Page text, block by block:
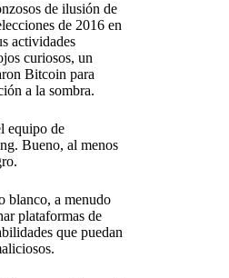
de ilusión de
de 2016 en
actividades
curiosos, un
Bitcoin para
a la sombra.
equipo de
Bueno, al menos
blanco, a menudo
plataformas de
que puedan